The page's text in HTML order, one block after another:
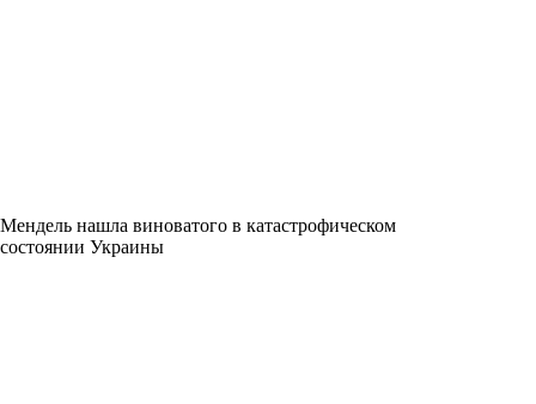
Мендель нашла виноватого в катастрофическом
состоянии Украины